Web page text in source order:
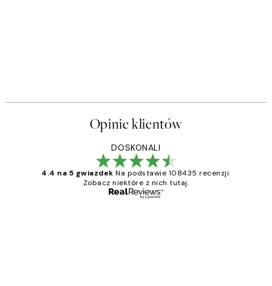
Opinie klientów
DOSKONALI
4.4 na 5 gwiazdek Na podstawie 108435 recenzji.
Zobacz niektóre z nich tutaj.